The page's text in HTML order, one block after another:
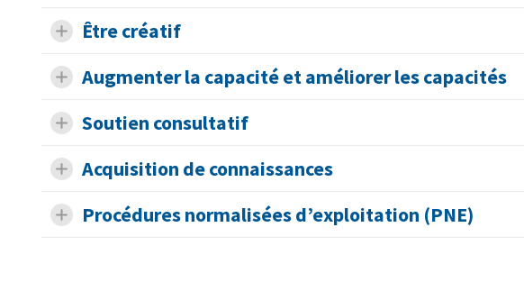
Être créatif
Augmenter la capacité et améliorer les capacités
Soutien consultatif
Acquisition de connaissances
Procédures normalisées d’exploitation (PNE)